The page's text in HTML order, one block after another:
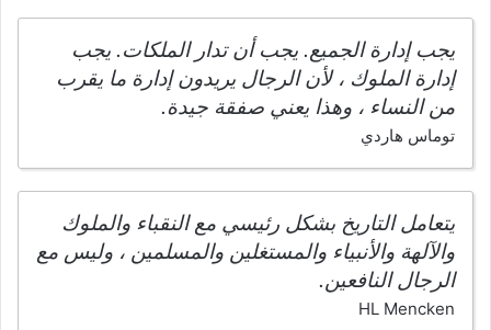
يجب إدارة الجميع. يجب أن تدار الملكات. يجب
إدارة الملوك ، لأن الرجال يريدون إدارة ما يقرب
من النساء ، وهذا يعني صفقة جيدة.
توماس هاردي
يتعامل التاريخ بشكل رئيسي مع النقباء والملوك
والآلهة والأنبياء والمستغلين والمسلمين ، وليس مع
الرجال النافعين.
HL Mencken